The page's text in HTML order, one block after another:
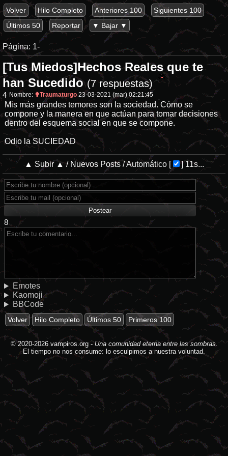
Volver Hilo Completo Anteriores 100
Siguientes 100
Últimos 50
Reportar ▼ Bajar ▼
Página: 1-
[Tus Miedos]Hechos Reales que te
han Sucedido (7 respuestas)
4 Nombre: ✟Traumaturgo 23-03-2021 (mar) 02:21:45
Mis más grandes temores son la sociedad. Cómo se
compone y la manera en que actúan para tomar decisiones
dentro del esquema social en que se compone.
Odio la SUCIEDAD
▲ Subir ▲ / Nuevos Posts/Automático[ ]11s...
8
Emotes
Kaomoji
BBCode
Volver Hilo Completo Últimos 50 Primeros 100
© 2020-2026 vampiros.org- Una comunidad eterna entre las sombras.
El tiempo no nos consume: lo esculpimos a nuestra voluntad.